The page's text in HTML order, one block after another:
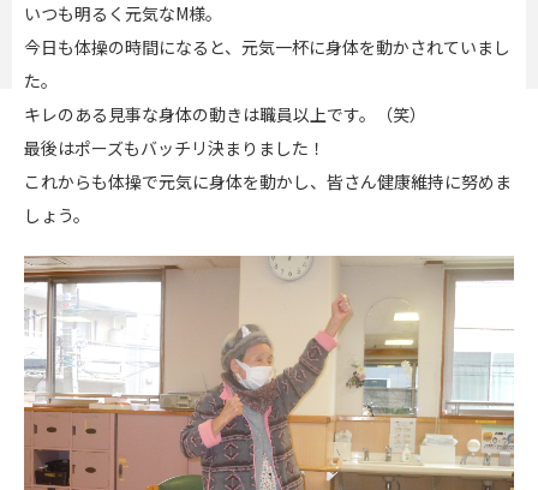
いつも明るく元気なM様。
今日も体操の時間になると、元気一杯に身体を動かされていまし
た。
キレのある見事な身体の動きは職員以上です。（笑）
最後はポーズもバッチリ決まりました！
これからも体操で元気に身体を動かし、皆さん健康維持に努めま
しょう。